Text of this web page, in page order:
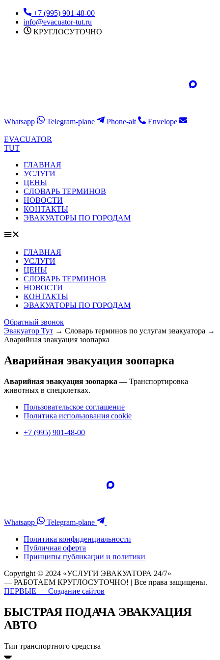
Перейти
содержимому
+7 (995) 901-48-00
info@evacuator-tut.ru
КРУГЛОСУТОЧНО
Whatsapp Telegram-plane Phone-alt Envelope
EVACUATOR
TUT
ГЛАВНАЯ
УСЛУГИ
ЦЕНЫ
СЛОВАРЬ ТЕРМИНОВ
НОВОСТИ
КОНТАКТЫ
ЭВАКУАТОРЫ ПО ГОРОДАМ
ГЛАВНАЯ
УСЛУГИ
ЦЕНЫ
СЛОВАРЬ ТЕРМИНОВ
НОВОСТИ
КОНТАКТЫ
ЭВАКУАТОРЫ ПО ГОРОДАМ
Обратный звонок
Эвакуатор Тут → Словарь терминов по услугам эвакуатора →
Аварийная эвакуация зоопарка
Аварийная эвакуация зоопарка
Аварийная эвакуация зоопарка —Транспортировка
животных в спецклетках.
Пользовательское соглашение
Политика использования cookie
+7 (995) 901-48-00
Whatsapp
Telegram-plane
Политика конфиденциальности
Публичная оферта
Принципы публикации и политики
Copyright © 2024 «УСЛУГИ ЭВАКУАТОРА 24/7»
— РАБОТАЕМ КРУГЛОСУТОЧНО! | Все права защищены.
ПЕРВЫЕ — Создание сайтов
БЫСТРАЯ ПОДАЧА ЭВАКУАЦИЯ
АВТО
Тип транспортного средства